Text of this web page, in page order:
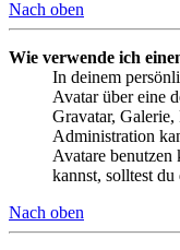
Nach oben
Wie verwende ich
In deinem
Avatar über eine
Gravatar,
Administration
Avatare benutzen
kannst, solltest
Nach oben